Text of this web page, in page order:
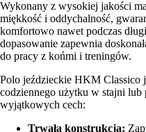
Wykonany z wysokiej jakości
miękkość i oddychalność,
komfortowo nawet podczas
dopasowanie zapewnia
do pracy z końmi i treningów.
Polo jeździeckie HKM Classico
codziennego użytku w stajni
wyjątkowych cech:
Trwała konstrukcja: